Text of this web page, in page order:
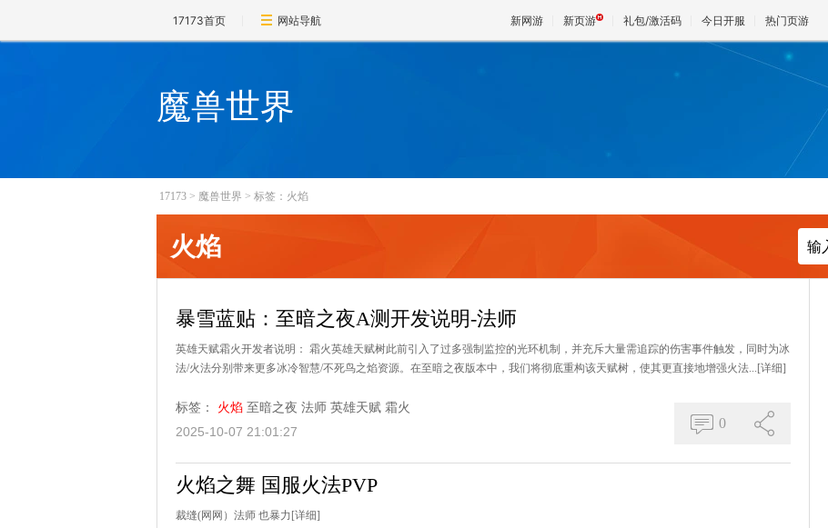
17173首页 网站导航 新网游 新页游 礼包/激活码 今日开服 热门页游
天堂
王权与自由
魔兽世界
17173 > 魔兽世界 > 标签：火焰
火焰
暴雪蓝贴：至暗之夜A测开发说明-法师
英雄天赋霜火开发者说明： 霜火英雄天赋树此前引入了过多强制监控的光环机制，并充斥大量需追踪的伤害事件触发，同时为冰
法/火法分别带来更多冰冷智慧/不死鸟之焰资源。在至暗之夜版本中，我们将彻底重构该天赋树，使其更直接地增强火法... [详细]
标签： 火焰 至暗之夜 法师 英雄天赋 霜火
2025-10-07 21:01:27
0
火焰之舞 国服火法PVP
裁缝(网网）法师 也暴力 [详细]